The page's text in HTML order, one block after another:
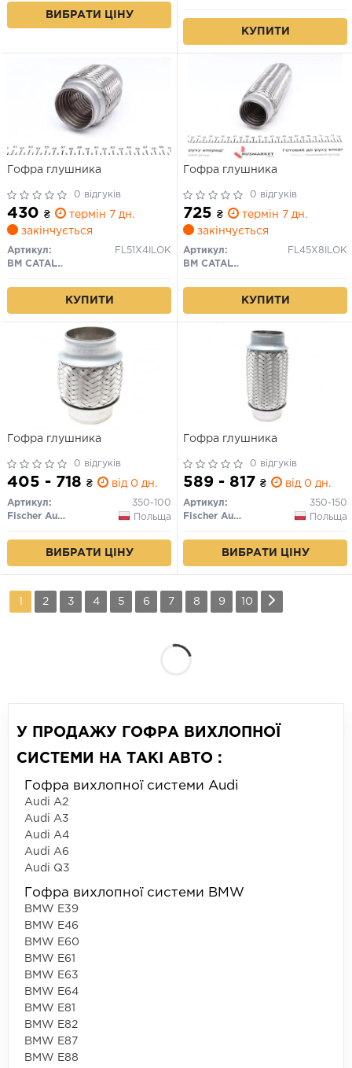
ВИБРАТИ ЦІНУ
КУПИТИ
Гофра глушника
0 відгуків
430 ₴
термін 7 дн.
закінчується
Артикул:
FL51X4ILOK
BM CATALYSTS
КУПИТИ
Гофра глушника
0 відгуків
725 ₴
термін 7 дн.
закінчується
Артикул:
FL45X8ILOK
BM CATALYSTS
КУПИТИ
Гофра глушника
0 відгуків
405 - 718 ₴ від 0 дн.
Артикул:
350-100
Fischer Automotive One (FA1)
Польща
ВИБРАТИ ЦІНУ
Гофра глушника
0 відгуків
589 - 817 ₴ від 0 дн.
Артикул:
350-150
Fischer Automotive One (FA1)
Польща
ВИБРАТИ ЦІНУ
2 3 4 5 6 7 8 9 10
У ПРОДАЖУ ГОФРА ВИХЛОПНОЇ
СИСТЕМИ НА ТАКІ АВТО :
Гофра вихлопної системи Audi
Audi A2
Audi A3
Audi A4
Audi A6
Audi Q3
Гофра вихлопної системи BMW
BMW E39
BMW E46
BMW E60
BMW E61
BMW E63
BMW E64
BMW E81
BMW E82
BMW E87
BMW E88